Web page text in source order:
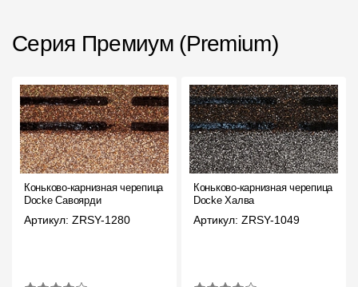
Чердачные лестницы
Документация
Документация
Инструкции по монтажу
Технические листы
Серия Премиум (Premium)
Коньково-карнизная черепица
Docke Cавоярди
Артикул: ZRSY-1280
Коньково-карнизная черепица
Docke Халва
Артикул: ZRSY-1049